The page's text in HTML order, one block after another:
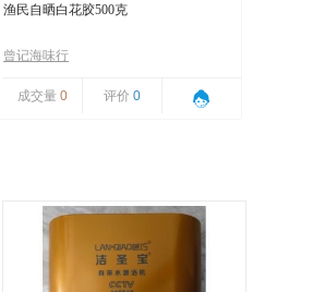
渔民自晒白花胶500克
曾记海味行
成交量 0 评价 0